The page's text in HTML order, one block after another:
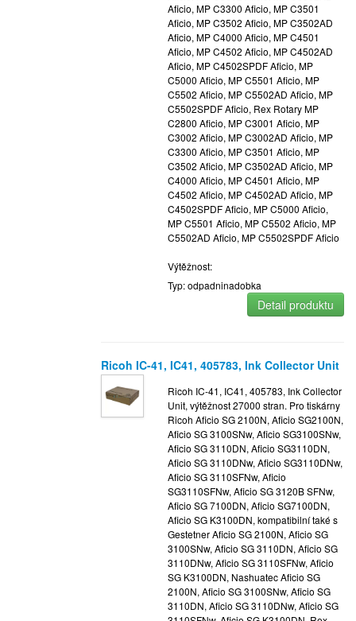
Aficio, MP C3300 Aficio, MP C3501
Aficio, MP C3502 Aficio, MP C3502AD
Aficio, MP C4000 Aficio, MP C4501
Aficio, MP C4502 Aficio, MP C4502AD
Aficio, MP C4502SPDF Aficio, MP
C5000 Aficio, MP C5501 Aficio, MP
C5502 Aficio, MP C5502AD Aficio, MP
C5502SPDF Aficio, Rex Rotary MP
C2800 Aficio, MP C3001 Aficio, MP
C3002 Aficio, MP C3002AD Aficio, MP
C3300 Aficio, MP C3501 Aficio, MP
C3502 Aficio, MP C3502AD Aficio, MP
C4000 Aficio, MP C4501 Aficio, MP
C4502 Aficio, MP C4502AD Aficio, MP
C4502SPDF Aficio, MP C5000 Aficio,
MP C5501 Aficio, MP C5502 Aficio, MP
C5502AD Aficio, MP C5502SPDF Aficio
Výtěžnost:
Typ: odpadninadobka
Detail produktu
Ricoh IC-41, IC41, 405783, Ink Collector Unit
Ricoh IC-41, IC41, 405783, Ink Collector
Unit, výtěžnost 27000 stran. Pro tiskárny
Ricoh Aficio SG 2100N, Aficio SG2100N,
Aficio SG 3100SNw, Aficio SG3100SNw,
Aficio SG 3110DN, Aficio SG3110DN,
Aficio SG 3110DNw, Aficio SG3110DNw,
Aficio SG 3110SFNw, Aficio
SG3110SFNw, Aficio SG 3120B SFNw,
Aficio SG 7100DN, Aficio SG7100DN,
Aficio SG K3100DN, kompatibilní také s
Gestetner Aficio SG 2100N, Aficio SG
3100SNw, Aficio SG 3110DN, Aficio SG
3110DNw, Aficio SG 3110SFNw, Aficio
SG K3100DN, Nashuatec Aficio SG
2100N, Aficio SG 3100SNw, Aficio SG
3110DN, Aficio SG 3110DNw, Aficio SG